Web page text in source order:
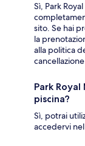
Sì, Park
sito. Se hai
la
alla politica
Park
piscina?
Sì, potrai
accedervi